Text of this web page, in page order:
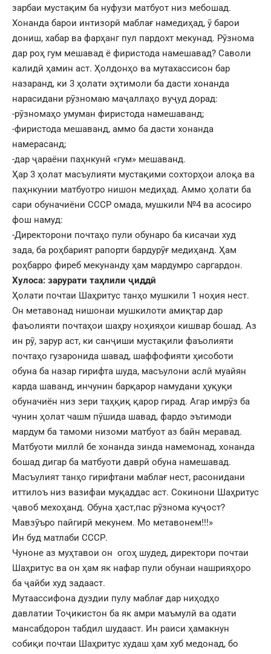
зарбаи мустақим ба нуфузи матбуот низ мебошад.
Хонанда барои интизорӣ маблағ намедиҳад, ӯ барои
дониш, хабар ва фарҳанг пул пардохт мекунад. Рӯзнома
дар роҳ гум мешавад ё фиристода намешавад? Саволи
калидӣ ҳамин аст. Ҳолдонҳо ва мутахассисон бар
назаранд, ки 3 ҳолати эҳтимоли ба дасти хонанда
нарасидани рӯзномаю маҷаллаҳо вуҷуд дорад:
-рӯзномаҳо умуман фиристода намешаванд;
-фиристода мешаванд, аммо ба дасти хонанда
намерасанд;
-дар ҷараёни паҳнкунӣ «гум» мешаванд.
Ҳар 3 ҳолат масъулияти мустақими сохторҳои алоқа ва
паҳнкунии матбуотро нишон медиҳад. Аммо ҳолати ба
сари обуначиёни СССР омада, мушкили №4 ва асосиро
фош намуд:
-Директорони почтаҳо пули обунаро ба кисачаи худ
зада, ба роҳбарият рапорти бардурӯғ медиҳанд. Ҳам
роҳбарро фиреб мекунанду ҳам мардумро саргардон.
Хулоса: зарурати таҳлили ҷиддӣ
Ҳолати почтаи Шаҳритус танҳо мушкили 1 ноҳия нест.
Он метавонад нишонаи мушкилоти амиқтар дар
фаъолияти почтаҳои шаҳру ноҳияҳои кишвар бошад. Аз
ин рӯ, зарур аст, ки санҷиши мустақили фаъолияти
почтаҳо гузаронида шавад, шаффофияти ҳисоботи
обуна ба назар гирифта шуда, масъулони аслӣ муайян
карда шаванд, инчунин барқарор намудани ҳуқуқи
обуначиён низ зери таҳқиқ қарор гирад. Агар имрӯз ба
чунин ҳолат чашм пӯшида шавад, фардо эътимоди
мардум ба тамоми низоми матбуот аз байн меравад.
Матбуоти миллӣ бе хонанда зинда намемонад, хонанда
бошад дигар ба матбуоти даврӣ обуна намешавад.
Масъулият танҳо гирифтани маблағ нест, расонидани
иттилоъ низ вазифаи муқаддас аст. Сокинони Шаҳритус
ҷавоб мехоҳанд. Обуна ҳаст,пас рӯзнома куҷост?
Мавзӯъро пайгирӣ мекунем. Мо метавонем!!!»
Ин буд матлаби СССР.
Чуноне аз муҳтавои он огоҳ шудед, директори почтаи
Шаҳритус ва он ҳам як нафар пули обунаи нашрияҳоро
ба ҷайби худ задааст.
Мутаассифона дуздии пулу маблағ дар ниҳодҳо
давлатии Тоҷикистон ба як амри маъмулӣ ва одати
мансабдорон табдил шудааст. Ин раиси ҳамакнун
собиқи почтаи Шаҳритус худаш ҳам хуб медонад, бо